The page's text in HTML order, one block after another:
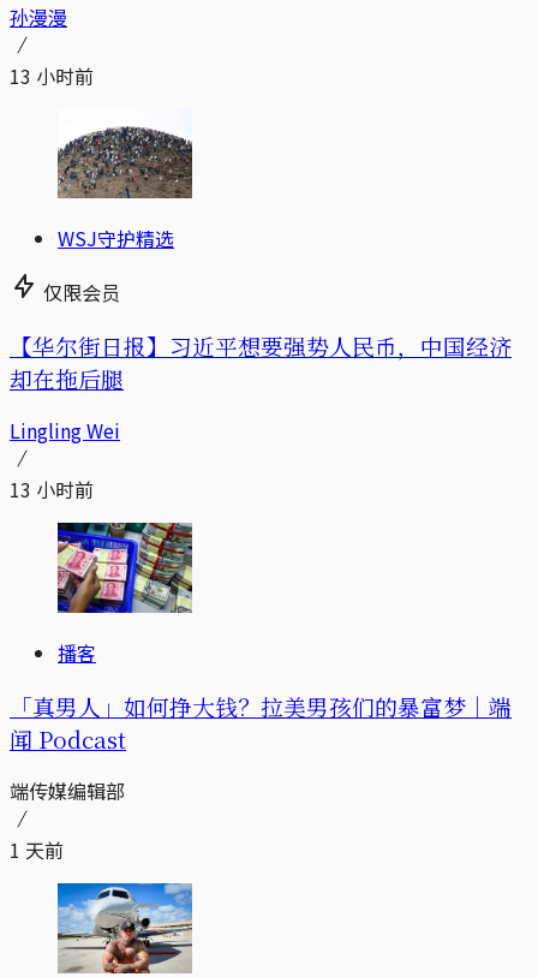
孙漫漫
13 小时前
WSJ守护精选
仅限会员
【华尔街日报】习近平想要强势人民币，中国经济
却在拖后腿
Lingling Wei
13 小时前
播客
「真男人」如何挣大钱？拉美男孩们的暴富梦｜端
闻 Podcast
端传媒编辑部
1 天前